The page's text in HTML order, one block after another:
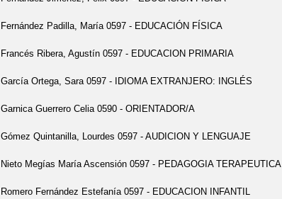
Fernández Padilla, María 0597 - EDUCACIÓN FÍSICA
Francés Ribera, Agustín 0597 - EDUCACION PRIMARIA
García Ortega, Sara 0597 - IDIOMA EXTRANJERO: INGLÉS
Garnica Guerrero Celia 0590 - ORIENTADOR/A
Gómez Quintanilla, Lourdes 0597 - AUDICION Y LENGUAJE
Nieto Megías María Ascensión 0597 - PEDAGOGIA TERAPEUTICA
Romero Fernández Estefanía 0597 - EDUCACION INFANTIL